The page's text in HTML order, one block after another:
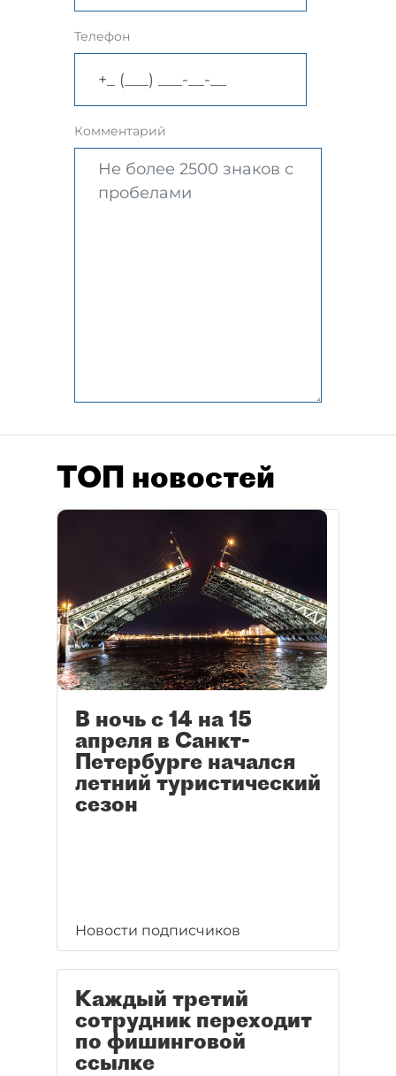
Телефон
Комментарий
ТОП новостей
В ночь с 14 на 15
апреля в Санкт-
Петербурге начался
летний туристический
сезон
Новости подписчиков
Каждый третий
сотрудник переходит
по фишинговой
ссылке